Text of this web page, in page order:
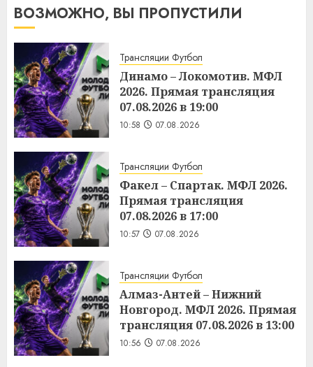
ВОЗМОЖНО, ВЫ ПРОПУСТИЛИ
Трансляции Футбол
Динамо – Локомотив. МФЛ
2026. Прямая трансляция
07.08.2026 в 19:00
10:58 07.08.2026
Трансляции Футбол
Факел – Спартак. МФЛ 2026.
Прямая трансляция
07.08.2026 в 17:00
10:57 07.08.2026
Трансляции Футбол
Алмаз-Антей – Нижний
Новгород. МФЛ 2026. Прямая
трансляция 07.08.2026 в 13:00
10:56 07.08.2026